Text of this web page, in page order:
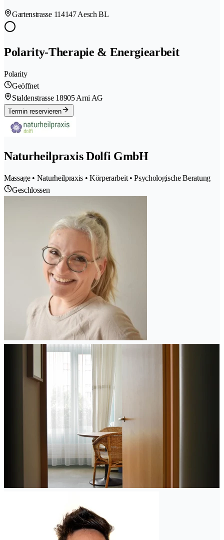
Gartenstrasse 114147 Aesch BL
Polarity-Therapie & Energiearbeit
Polarity
Geöffnet
Staldenstrasse 18905 Arni AG
Termin reservieren
Naturheilpraxis Dolfi GmbH
Massage • Naturheilpraxis • Körperarbeit • Psychologische Beratung
Geschlossen